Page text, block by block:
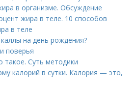
в организме. Обсуждение
жира в теле. 10 способов
в теле
на день рождения?
поверья
такое. Суть методики
калорий в сутки. Калория — это,